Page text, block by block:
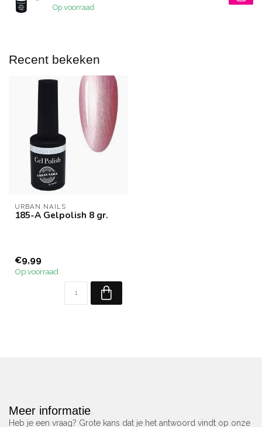
Op voorraad
Recent bekeken
URBAN NAILS
185-A Gelpolish 8 gr.
€9,99
Op voorraad
Meer informatie
Heb je een vraag? Grote kans dat je het antwoord vindt op onze